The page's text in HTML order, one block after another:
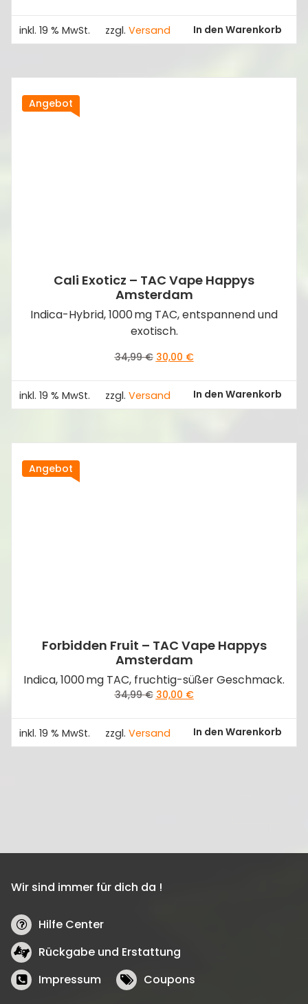
34,99 €
30,00 €.
inkl. 19 % MwSt. zzgl. Versand In den Warenkorb
Angebot
Cali Exoticz – TAC Vape Happys
Amsterdam
Indica-Hybrid, 1000 mg TAC, entspannend und
exotisch.
34,99€ Ursprünglicher
34,99 €
30,00 €Aktueller
30,00 €.
inkl. 19 % MwSt. zzgl. Versand In den Warenkorb
Angebot
Forbidden Fruit – TAC Vape Happys
Amsterdam
Indica, 1000 mg TAC, fruchtig-süßer Geschmack.
34,99€ Ursprünglicher
34,99 €
30,00 €Aktueller
30,00 €.
inkl. 19 % MwSt. zzgl. Versand In den Warenkorb
Wir sind immer für dich da !
Hilfe Center
Rückgabe und Erstattung
Impressum
Coupons